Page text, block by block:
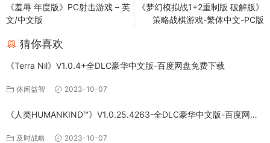
《羞辱 年度版》PC射击游戏 – 英
文/中文版
《梦幻模拟战1+2重制版 破解版》
策略战棋游戏-繁体中文-PC版
猜你喜欢
《Terra Nil》V1.0.4+全DLC豪华中文版-百度网盘免费下载
休闲益智 2023-10-07
《人类HUMANKIND™》V1.0.25.4263-全DLC豪华中文版-百度网盘
及时战略 2023-10-07